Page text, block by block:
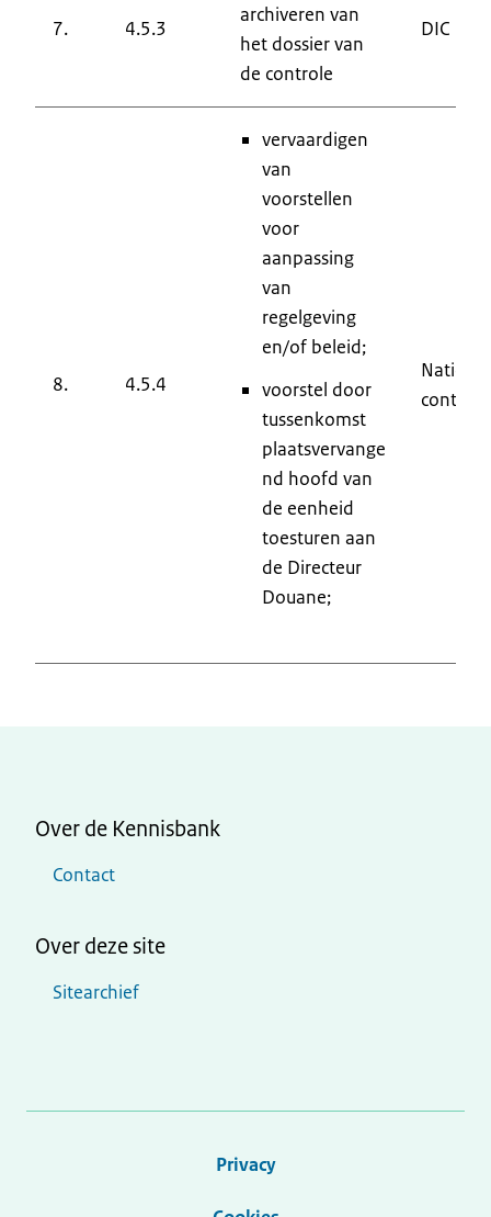
7. 4.5.3
archiveren van
het dossier van
de controle
DIC
8. 4.5.4
vervaardigen
van
voorstellen
voor
aanpassing
van
regelgeving
en/of beleid;
voorstel door
tussenkomst
plaatsvervange
nd hoofd van
de eenheid
toesturen aan
de Directeur
Douane;
Over de Kennisbank
Contact
Over deze site
Sitearchief
Privacy